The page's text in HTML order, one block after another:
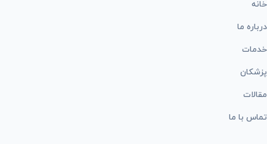
خانه
درباره ما
خدمات
پزشکان
مقالات
تماس با ما